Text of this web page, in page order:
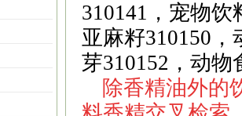
310141，宠物饮
亚麻籽310150
芽310152，动物
除香精油外的